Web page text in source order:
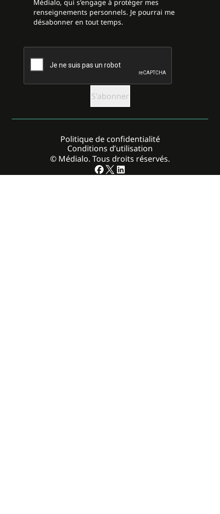
Médialo, qui s'engage à protéger mes
renseignements personnels. Je pourrai me
désabonner en tout temps.
CAPTCHA
© Médialo. Tous droits réservés.
Politique de confidentialité
Conditions d’utilisation